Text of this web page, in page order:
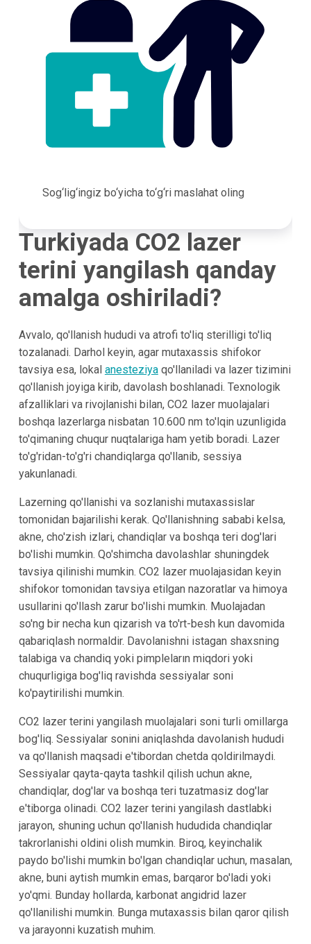
Sog‘lig‘ingiz bo‘yicha to‘g‘ri maslahat oling
Turkiyada CO2 lazer
terini yangilash qanday
amalga oshiriladi?
Avvalo, qo'llanish hududi va atrofi to'liq sterilligi to'liq
tozalanadi. Darhol keyin, agar mutaxassis shifokor
tavsiya esa, lokal anesteziyaqo'llaniladi va lazer tizimini
qo'llanish joyiga kirib, davolash boshlanadi. Texnologik
afzalliklari va rivojlanishi bilan, CO2 lazer muolajalari
boshqa lazerlarga nisbatan 10.600 nm to'lqin uzunligida
to'qimaning chuqur nuqtalariga ham yetib boradi. Lazer
to'g'ridan-to'g'ri chandiqlarga qo'llanib, sessiya
yakunlanadi.
Lazerning qo'llanishi va sozlanishi mutaxassislar
tomonidan bajarilishi kerak. Qo'llanishning sababi kelsa,
akne, cho'zish izlari, chandiqlar va boshqa teri dog'lari
bo'lishi mumkin. Qo'shimcha davolashlar shuningdek
tavsiya qilinishi mumkin. CO2 lazer muolajasidan keyin
shifokor tomonidan tavsiya etilgan nazoratlar va himoya
usullarini qo'llash zarur bo'lishi mumkin. Muolajadan
so'ng bir necha kun qizarish va to'rt-besh kun davomida
qabariqlash normaldir. Davolanishni istagan shaxsning
talabiga va chandiq yoki pimpleların miqdori yoki
chuqurligiga bog'liq ravishda sessiyalar soni
ko'paytirilishi mumkin.
CO2 lazer terini yangilash muolajalari soni turli omillarga
bog'liq. Sessiyalar sonini aniqlashda davolanish hududi
va qo'llanish maqsadi e'tibordan chetda qoldirilmaydi.
Sessiyalar qayta-qayta tashkil qilish uchun akne,
chandiqlar, dog'lar va boshqa teri tuzatmasiz dog'lar
e'tiborga olinadi. CO2 lazer terini yangilash dastlabki
jarayon, shuning uchun qo'llanish hududida chandiqlar
takrorlanishi oldini olish mumkin. Biroq, keyinchalik
paydo bo'lishi mumkin bo'lgan chandiqlar uchun, masalan,
akne, buni aytish mumkin emas, barqaror bo'ladi yoki
yo'qmi. Bunday hollarda, karbonat angidrid lazer
qo'llanilishi mumkin. Bunga mutaxassis bilan qaror qilish
va jarayonni kuzatish muhim.